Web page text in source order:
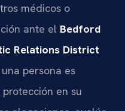
médicos o
ante el Bedford
Relations District
persona es
en su